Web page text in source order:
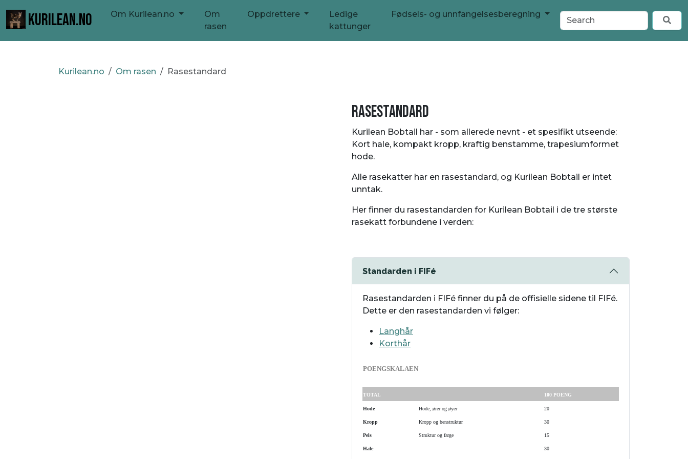
KURILEAN.NO Om Kurilean.no
Om
rasen
Oppdrettere
Ledige
kattunger
Fødsels- og unnfangelsesberegning
Kurilean.no Om rasen Rasestandard
RASESTANDARD
Kurilean Bobtail har - som allerede nevnt - et spesifikt utseende:
Kort hale, kompakt kropp, kraftig benstamme, trapesiumformet
hode.
Alle rasekatter har en rasestandard, og Kurilean Bobtail er intet
unntak.
Her finner du rasestandarden for Kurilean Bobtail i de tre største
rasekatt forbundene i verden:
Standarden i FIFé
Rasestandarden i FIFé finner du på de offisielle sidene til FIFé.
Dette er den rasestandarden vi følger:
Langhår
Korthår
POENGSKALAEN
TOTAL 100 POENG
Hode Hode, ører og øyer 20
Kropp Kropp og benstruktur 30
Pels Struktur og farge 15
Hale 30